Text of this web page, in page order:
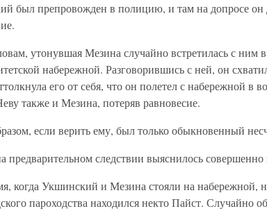
был препровожден в полицию, и там на допросе он
утонувшая Мезина случайно встретилась с ним
набережной. Разговорившись с ней, он
его от себя, что он полетел с набережной в
также и Мезина, потеряв равновесие.
если верить ему, был только обыкновенный
предварительном следствии выяснилось совершенно
когда Укшинский и Мезина стояли на набережной,
пароходства находился некто Пайст. Случайно